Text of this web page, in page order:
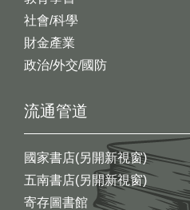
社會/科學
財金產業
政治/外交/國防
流通管道
國家書店(另開新視窗)
五南書店(另開新視窗)
寄存圖書館